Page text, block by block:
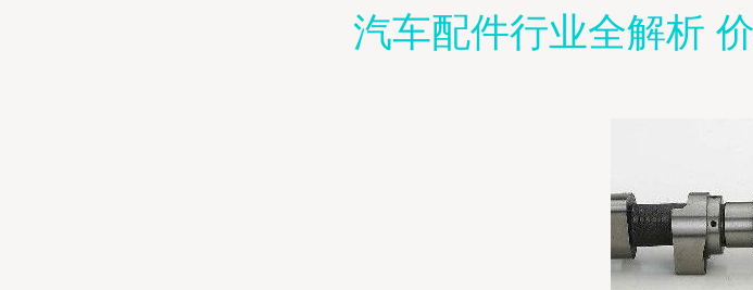
汽车配件行业全解析